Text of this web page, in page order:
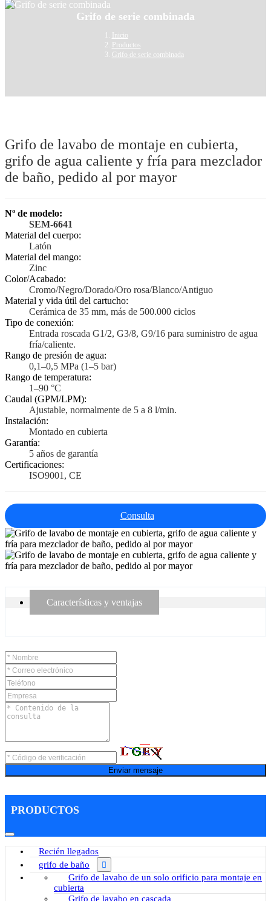
Grifo de serie combinada
Inicio
Productos
Grifo de serie combinada
Grifo de lavabo de montaje en cubierta,
grifo de agua caliente y fría para mezclador
de baño, pedido al por mayor
Nº de modelo:
SEM-6641
Material del cuerpo:
Latón
Material del mango:
Zinc
Color/Acabado:
Cromo/Negro/Dorado/Oro rosa/Blanco/Antiguo
Material y vida útil del cartucho:
Cerámica de 35 mm, más de 500.000 ciclos
Tipo de conexión:
Entrada roscada G1/2, G3/8, G9/16 para suministro de agua
fría/caliente.
Rango de presión de agua:
0,1–0,5 MPa (1–5 bar)
Rango de temperatura:
1–90 °C
Caudal (GPM/LPM):
Ajustable, normalmente de 5 a 8 l/min.
Instalación:
Montado en cubierta
Garantía:
5 años de garantía
Certificaciones:
ISO9001, CE
Consulta
Características y ventajas
Enviar mensaje
PRODUCTOS
Recién llegados
grifo de baño
Grifo de lavabo de un solo orificio para montaje en
cubierta
Grifo de lavabo en cascada